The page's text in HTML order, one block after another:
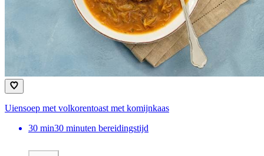
Uiensoep met volkorentoast met komijnkaas
30 min30 minuten bereidingstijd